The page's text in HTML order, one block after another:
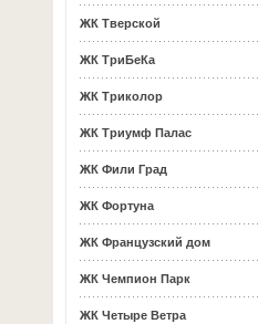
ЖК Тверской
ЖК ТриБеКа
ЖК Триколор
ЖК Триумф Палас
ЖК Фили Град
ЖК Фортуна
ЖК Французский дом
ЖК Чемпион Парк
ЖК Четыре Ветра